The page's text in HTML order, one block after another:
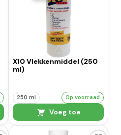
X10 Vlekkenmiddel (250
ml)
250 ml Op voorraad
Voeg toe